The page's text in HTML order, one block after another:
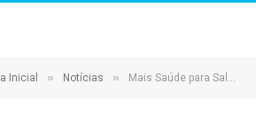
Inicial » Notícias » Mais Saúde para Salvaterra: Inauguração da ESF Centro